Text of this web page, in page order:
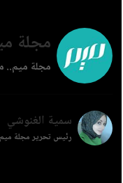
مجلة
مجلة ميم..
سمية الغنوشي
رئيس تحرير مجلة ميم